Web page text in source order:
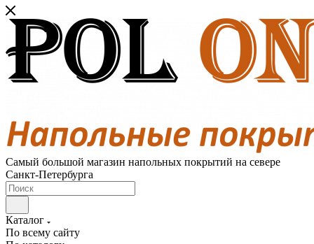
Самый большой магазин напольных покрытий на севере
Санкт-Петербурга
Каталог
По всему сайту